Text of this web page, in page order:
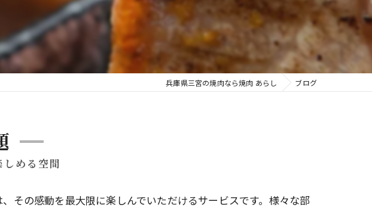
飲み放題
兵庫県三宮の焼肉なら焼肉 あらし ブログ
める空間
その感動を最大限に楽しんでいただけるサービスです。様々な部